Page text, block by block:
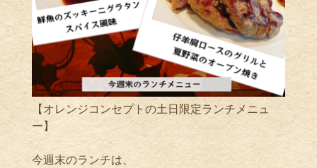
【オレンジコンセプトの土日限定ランチメニュ
ー】
今週末のランチは、